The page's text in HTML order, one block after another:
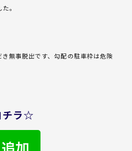
。
無事脱出です、勾配の駐車枠は危険
チラ☆